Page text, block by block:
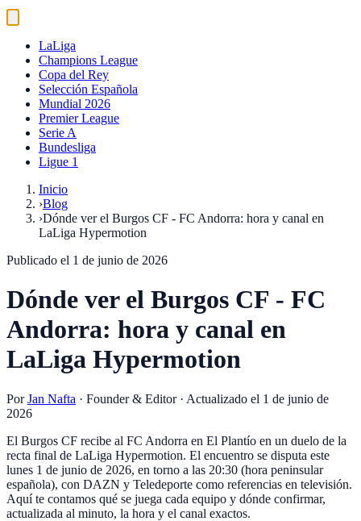
LaLiga
Champions League
Copa del Rey
Selección Española
Mundial 2026
Premier League
Serie A
Bundesliga
Ligue 1
Inicio
›Blog
›Dónde ver el Burgos CF - FC Andorra: hora y canal en
LaLiga Hypermotion
Publicado el 1 de junio de 2026
Dónde ver el Burgos CF - FC
Andorra: hora y canal en
LaLiga Hypermotion
Por Jan Nafta · Founder & Editor· Actualizado el 1 de junio de
2026
El Burgos CF recibe al FC Andorra en El Plantío en un duelo de la
recta final de LaLiga Hypermotion. El encuentro se disputa este
lunes 1 de junio de 2026, en torno a las 20:30 (hora peninsular
española), con DAZN y Teledeporte como referencias en televisión.
Aquí te contamos qué se juega cada equipo y dónde confirmar,
actualizada al minuto, la hora y el canal exactos.